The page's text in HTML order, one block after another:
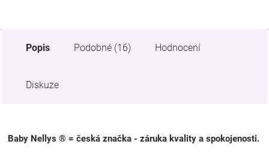
Popis Podobné (16) Hodnocení
Diskuze
Baby Nellys ® = česká značka - záruka kvality a spokojenosti.